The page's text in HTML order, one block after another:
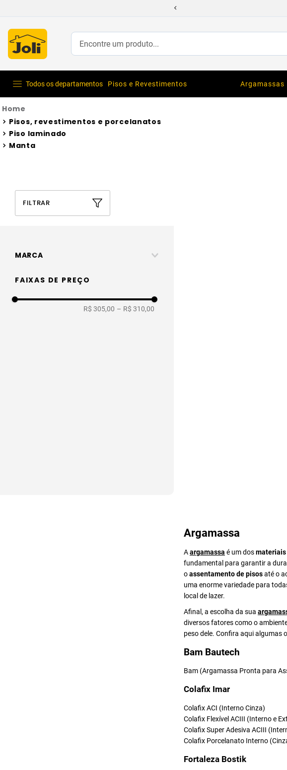
Encontre um produto...
Todos os departamentos Pisos e Revestimentos Argamassas
Pisos, revestimentos e porcelanatos
Piso laminado
Manta
FILTRAR
MARCA
Floorest
FAIXAS DE PREÇO
R$ 305,00 – R$ 310,00
Argamassa
Aargamassa é um dosmateriais
fundamental para garantir a
oassentamento de pisosaté o
uma enorme variedade para
local de lazer.
Afinal, a escolha da sua
diversos fatores como o
peso dele. Confira aqui algumas
Bam Bautech
Bam (Argamassa Pronta para
Colafix Imar
Colafix ACI (Interno Cinza)
Colafix Flexível ACIII (Interno e
Colafix Super Adesiva ACIII
Colafix Porcelanato Interno
Fortaleza Bostik